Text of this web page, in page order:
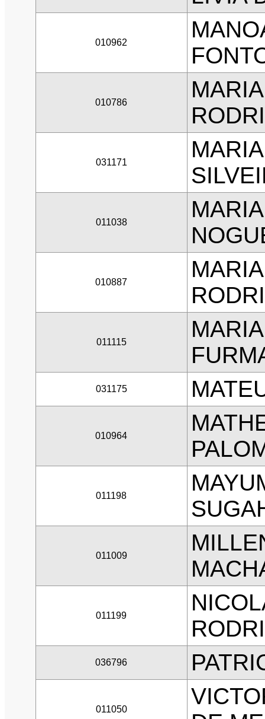
010962
010786
031171
011038
010887
011115
031175
010964
011198
011009
011199
036796
011050